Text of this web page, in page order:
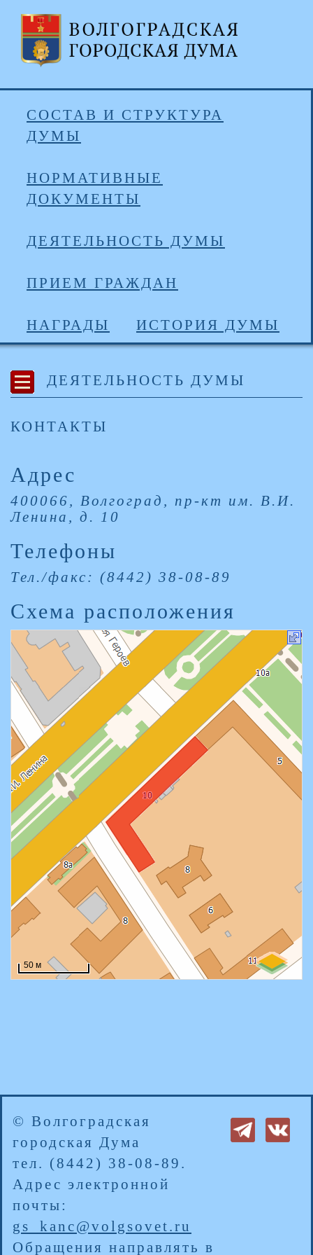
СОСТАВ И СТРУКТУРА
ДУМЫ
НОРМАТИВНЫЕ
ДОКУМЕНТЫ
ДЕЯТЕЛЬНОСТЬ ДУМЫ
ПРИЕМ ГРАЖДАН
НАГРАДЫ ИСТОРИЯ ДУМЫ
ДЕЯТЕЛЬНОСТЬ ДУМЫ
КОНТАКТЫ
Адрес
400066, Волгоград, пр-кт им. В.И.
Ленина, д. 10
Телефоны
Тел./факс: (8442) 38-08-89
Схема расположения
© Волгоградская
городская Дума
тел. (8442) 38-08-89.
Адрес электронной
почты:
gs_kanc@volgsovet.ru
Обращения направлять в